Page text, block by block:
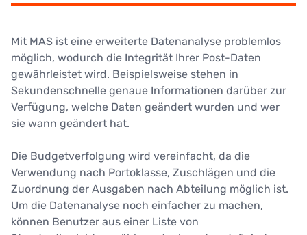
Mit MAS ist eine erweiterte Datenanalyse problemlos
möglich, wodurch die Integrität Ihrer Post-Daten
gewährleistet wird. Beispielsweise stehen in
Sekundenschnelle genaue Informationen darüber zur
Verfügung, welche Daten geändert wurden und wer
sie wann geändert hat.
Die Budgetverfolgung wird vereinfacht, da die
Verwendung nach Portoklasse, Zuschlägen und die
Zuordnung der Ausgaben nach Abteilung möglich ist.
Um die Datenanalyse noch einfacher zu machen,
können Benutzer aus einer Liste von